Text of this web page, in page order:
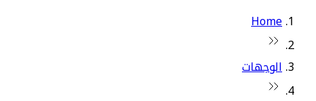
Home
الوجهات